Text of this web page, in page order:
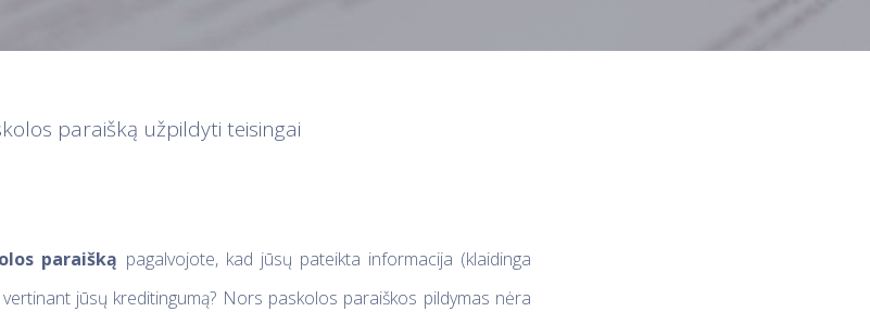
paraišką užpildyti teisingai
paraišką pagalvojote, kad jūsų pateikta informacija (klaidinga
jūsų kreditingumą? Nors paskolos paraiškos pildymas nėra